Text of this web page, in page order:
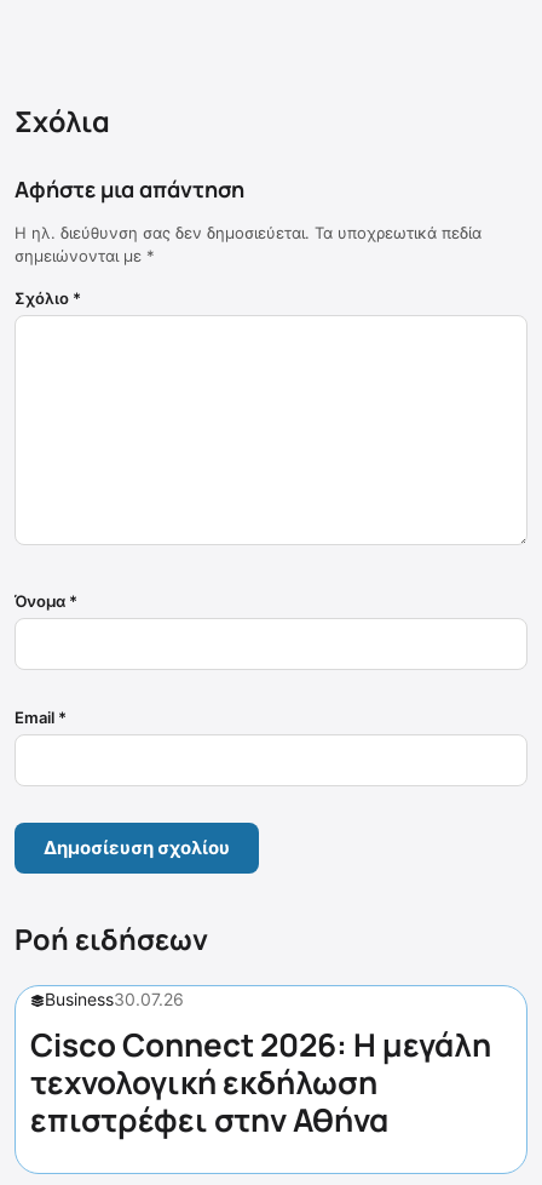
Σχόλια
Αφήστε μια απάντηση
Η ηλ. διεύθυνση σας δεν δημοσιεύεται. Τα υποχρεωτικά πεδία
σημειώνονται με *
Σχόλιο *
Όνομα *
Email *
Ροή ειδήσεων
Business30.07.26
Cisco Connect 2026: Η μεγάλη
τεχνολογική εκδήλωση
επιστρέφει στην Αθήνα